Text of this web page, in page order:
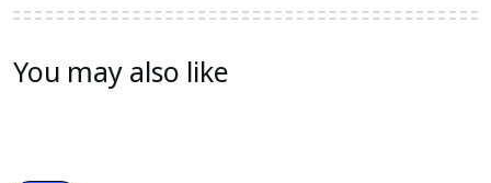
You may also like